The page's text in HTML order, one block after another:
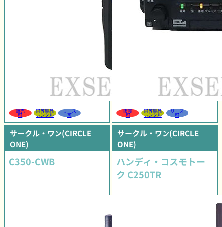
販売
可
同等製品
レンタル
リース
可
販売
可
同等製品
レンタル
リース
可
サークル・ワン(CIRCLE
ONE)
C350-CWB
サークル・ワン(CIRCLE
ONE)
ハンディ・コスモトー
ク C250TR